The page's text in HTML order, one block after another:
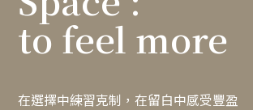
to feel more
在選擇中練習克制，在留白中感受豐盈